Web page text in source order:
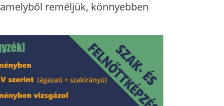
reméljük, könnyebben